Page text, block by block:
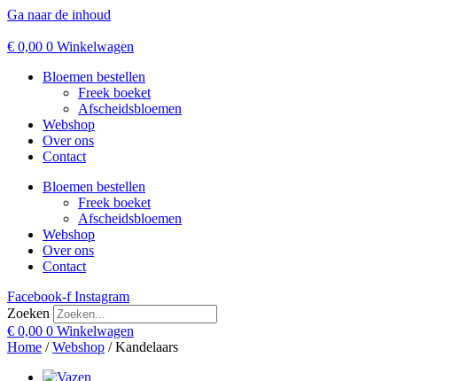
Ga naar de inhoud
€ 0,00 0 Winkelwagen
Bloemen bestellen
Freek boeket
Afscheidsbloemen
Webshop
Over ons
Contact
Bloemen bestellen
Freek boeket
Afscheidsbloemen
Webshop
Over ons
Contact
Facebook-f Instagram
Zoeken
€ 0,00 0 Winkelwagen
Home /Webshop / Kandelaars